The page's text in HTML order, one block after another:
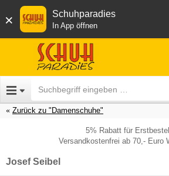
× Schuhparadies
In App öffnen
Zurück zu "Damenschuhe"
5% Rabatt für
Versandkostenfrei ab 70,- Euro
Josef Seibel